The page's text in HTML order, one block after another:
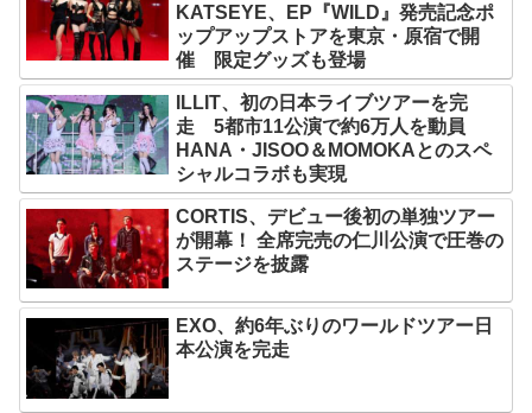
KATSEYE、EP『WILD』発売記念ポ
ップアップストアを東京・原宿で開
催 限定グッズも登場
ILLIT、初の日本ライブツアーを完
走 5都市11公演で約6万人を動員
HANA・JISOO＆MOMOKAとのスペ
シャルコラボも実現
CORTIS、デビュー後初の単独ツアー
が開幕！ 全席完売の仁川公演で圧巻の
ステージを披露
EXO、約6年ぶりのワールドツアー日
本公演を完走